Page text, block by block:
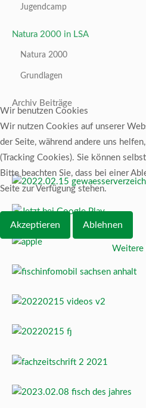
Jugendcamp
Natura 2000 in LSA
Natura 2000
Grundlagen
Archiv Beiträge
Wir benutzen Cookies
Wir nutzen Cookies auf unserer
der Seite, während andere uns
(Tracking Cookies). Sie können
Bitte beachten Sie, dass bei einer
Seite zur Verfügung stehen.
Akzeptieren Ablehnen
Weitere